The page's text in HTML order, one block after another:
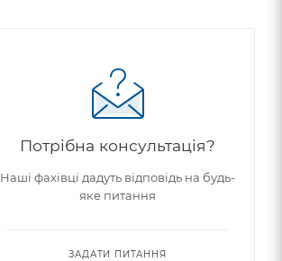
Потрібна консультація?
Наші фахівці дадуть відповідь на будь-
яке питання
ЗАДАТИ ПИТАННЯ